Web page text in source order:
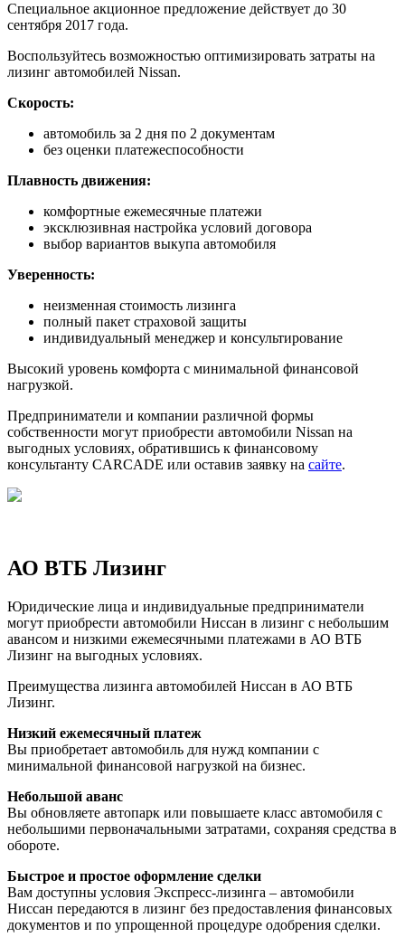
Специальное акционное предложение действует до 30
сентября 2017 года.
Воспользуйтесь возможностью оптимизировать затраты на
лизинг автомобилей Nissan.
Скорость:
автомобиль за 2 дня по 2 документам
без оценки платежеспособности
Плавность движения:
комфортные ежемесячные платежи
эксклюзивная настройка условий договора
выбор вариантов выкупа автомобиля
Уверенность:
неизменная стоимость лизинга
полный пакет страховой защиты
индивидуальный менеджер и консультирование
Высокий уровень комфорта с минимальной финансовой
нагрузкой.
Предприниматели и компании различной формы
собственности могут приобрести автомобили Nissan на
выгодных условиях, обратившись к финансовому
консультанту CARCADE или оставив заявку на сайте.
АО ВТБ Лизинг
Юридические лица и индивидуальные предприниматели
могут приобрести автомобили Ниссан в лизинг с небольшим
авансом и низкими ежемесячными платежами в АО ВТБ
Лизинг на выгодных условиях.
Преимущества лизинга автомобилей Ниссан в АО ВТБ
Лизинг.
Низкий ежемесячный платеж
Вы приобретает автомобиль для нужд компании с
минимальной финансовой нагрузкой на бизнес.
Небольшой аванс
Вы обновляете автопарк или повышаете класс автомобиля с
небольшими первоначальными затратами, сохраняя средства в
обороте.
Быстрое и простое оформление сделки
Вам доступны условия Экспресс-лизинга – автомобили
Ниссан передаются в лизинг без предоставления финансовых
документов и по упрощенной процедуре одобрения сделки.